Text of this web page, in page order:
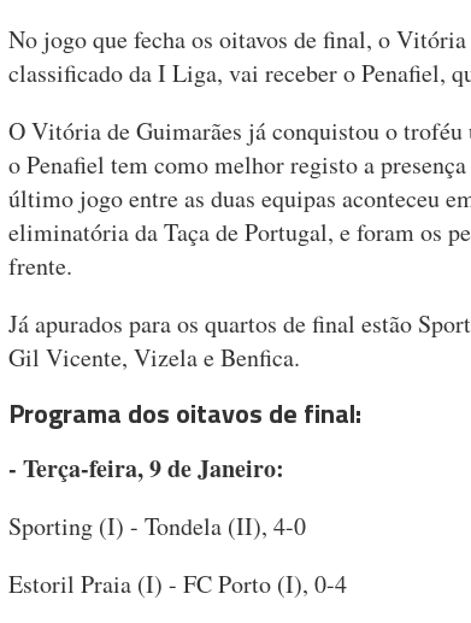
No jogo que fecha os oitavos de final, o
classificado da I Liga, vai receber o Penafiel,
O Vitória de Guimarães já conquistou o troféu
o Penafiel tem como melhor registo a
último jogo entre as duas equipas aconteceu
eliminatória da Taça de Portugal, e foram os
frente.
Já apurados para os quartos de final estão
Gil Vicente, Vizela e Benfica.
Programa dos oitavos de final:
- Terça-feira, 9 de Janeiro:
Sporting (I) - Tondela (II), 4-0
Estoril Praia (I) - FC Porto (I), 0-4